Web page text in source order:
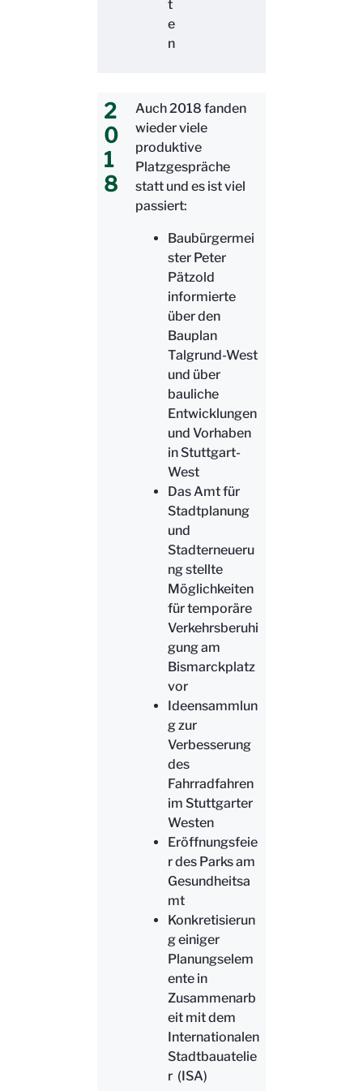
t
e
n
2
0
1
8
Auch 2018 fanden
wieder viele
produktive
Platzgespräche
statt und es ist viel
passiert:
Baubürgermei
ster Peter
Pätzold
informierte
über den
Bauplan
Talgrund-West
und über
bauliche
Entwicklungen
und Vorhaben
in Stuttgart-
West
Das Amt für
Stadtplanung
und
Stadterneueru
ng stellte
Möglichkeiten
für temporäre
Verkehrsberuhi
gung am
Bismarckplatz
vor
Ideensammlun
g zur
Verbesserung
des
Fahrradfahren
im Stuttgarter
Westen
Eröffnungsfeie
r des Parks am
Gesundheitsa
mt
Konkretisierun
g einiger
Planungselem
ente in
Zusammenarb
eit mit dem
Internationalen
Stadtbauatelie
r (ISA)